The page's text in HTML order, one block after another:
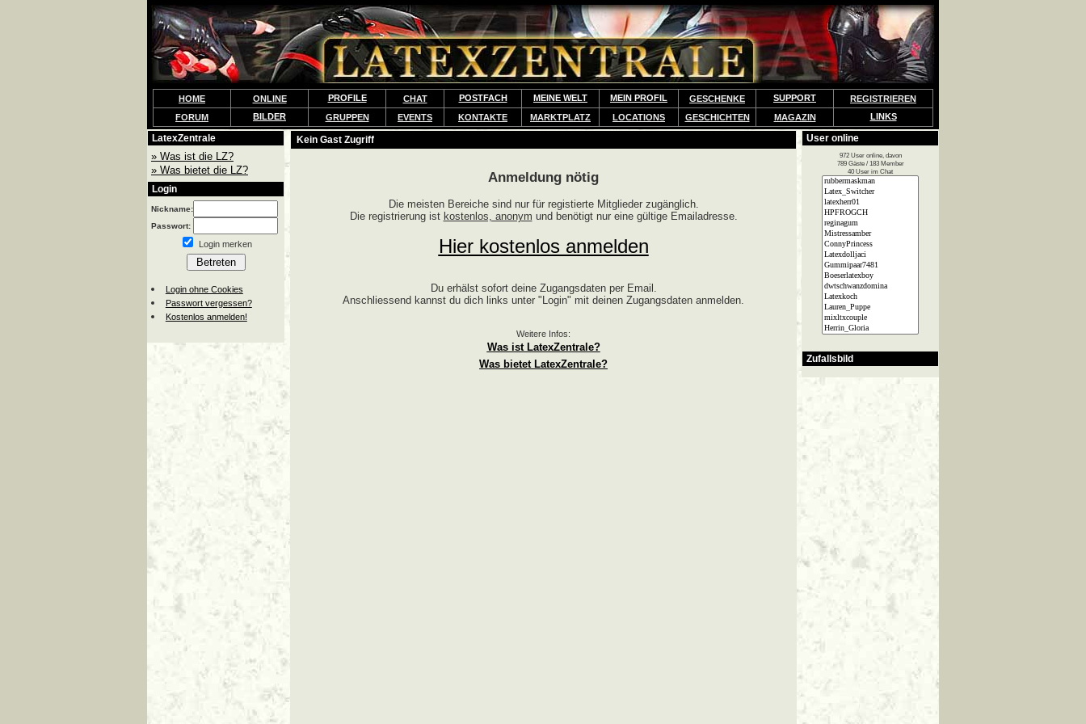
HOME ONLINE PROFILE CHAT POSTFACH MEINE WELT MEIN PROFIL GESCHENKE SUPPORT
REGISTRIEREN
FORUM
BILDER GRUPPEN EVENTS KONTAKTE MARKTPLATZ LOCATIONS GESCHICHTEN MAGAZIN LINKS
LatexZentrale
» Was ist die LZ?
» Was bietet die LZ?
Login
Nickname:
Passwort:
Login merken
Login ohne Cookies
Passwort vergessen?
Kostenlos anmelden!
Kein Gast Zugriff
Anmeldung nötig
Die meisten Bereiche sind nur für registierte Mitglieder zugänglich.
Die registrierung ist kostenlos, anonym und benötigt nur eine gültige Emailadresse.
Hier kostenlos anmelden
Du erhälst sofort deine Zugangsdaten per Email.
Anschliessend kannst du dich links unter "Login" mit deinen Zugangsdaten anmelden.
Weitere Infos:
Was ist LatexZentrale?
Was bietet LatexZentrale?
User online
972 User online, davon
789 Gäste / 183 Member
40 User im Chat
Zufallsbild